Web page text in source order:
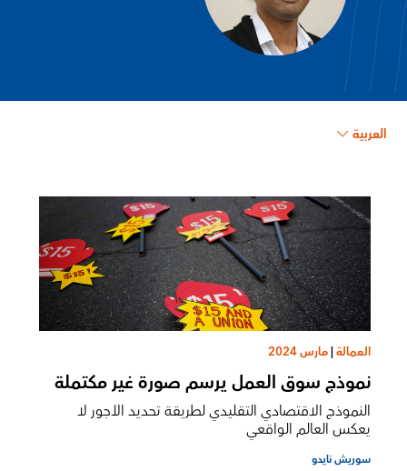
العربية
العمالة|مارس 2024
نموذج سوق العمل يرسم صورة غير مكتملة
النموذج الاقتصادي التقليدي لطريقة تحديد الأجور لا
يعكس العالم الواقعي
سوريش نايدو